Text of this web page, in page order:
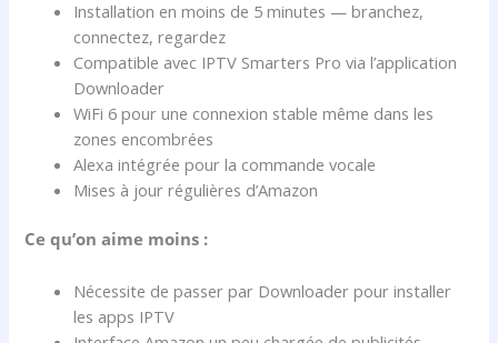
Installation en moins de 5 minutes — branchez,
connectez, regardez
Compatible avec IPTV Smarters Pro via l’application
Downloader
WiFi 6 pour une connexion stable même dans les
zones encombrées
Alexa intégrée pour la commande vocale
Mises à jour régulières d’Amazon
Ce qu’on aime moins :
Nécessite de passer par Downloader pour installer
les apps IPTV